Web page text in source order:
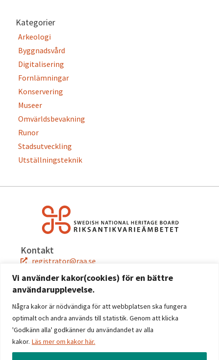
Vi använder kakor(cookies) för en bättre
användarupplevelse.
Några kakor är nödvändiga för att webbplatsen ska fungera
optimalt och andra används till statistik. Genom att klicka
'Godkänn alla' godkänner du användandet av alla
kakor. Läs mer om kakor här.
Kategorier
Arkeologi
Byggnadsvård
Digitalisering
Fornlämningar
Konservering
Museer
Omvärldsbevakning
Runor
Stadsutveckling
Utställningsteknik
Kontakt
registrator@raa.se
Snabblänkar
Jobba hos oss
Press
Kontakta oss
Följ oss